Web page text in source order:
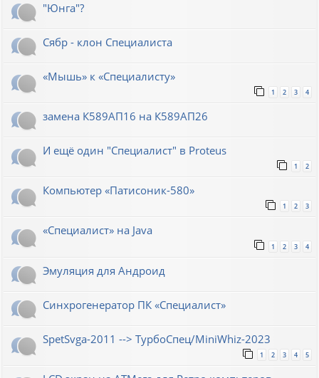
"Юнга"?
Сябр - клон Специалиста
«Мышь» к «Специалисту»
1 2 3 4
замена К589АП16 на К589АП26
И ещё один "Специалист" в Proteus
1 2
Компьютер «Патисоник-580»
1 2 3
«Специалист» на Java
1 2 3 4
Эмуляция для Андроид
Синхрогенератор ПК «Специалист»
SpetSvga-2011 --> ТурбоСпец/MiniWhiz-2023
1 2 3 4 5